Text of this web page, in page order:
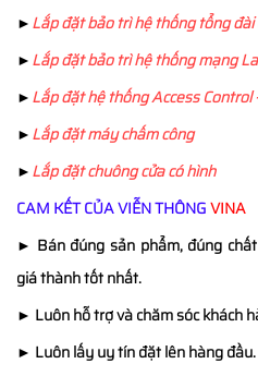
►Lắp đặt bảo trì hệ thống tổng
►Lắp đặt bảo trì hệ thống mạng
►Lắp đặt hệ thống Access
►Lắp đặt máy chấm công
►Lắp đặt chuông cửa có hình
CAM KẾT CỦAVIỄN THÔNGVINA
► Bán đúng sản phẩm, đúng
giá thành tốt nhất.
► Luôn hỗ trợ và chăm sóc khách
► Luôn lấy uy tín đặt lên hàng đầu.